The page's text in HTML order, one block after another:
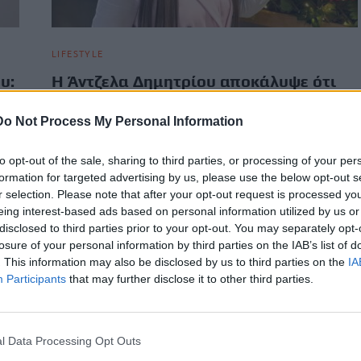
Not Process My Personal Information
opt-out of the sale, sharing to third parties, or processing of your
for targeted advertising by us, please use the below opt-out
selection. Please note that after your opt-out request is processed
interest-based ads based on personal information utilized by us
to third parties prior to your opt-out. You may separately
of your personal information by third parties on the IAB’s list of
This information may also be disclosed by us to third parties on the
Participants that may further disclose it to other third parties.
Data Processing Opt Outs
LIFESTYLE
Η Άντζελα Δημητρίου αποκάλυψε ότι
«Μπορεί να γίνει ταινία»
την αυτοβιογραφία της που αναμένεται να κυκλοφορήσει
μέσα στην επόμενη χρονιά,…
Newsroom 9 Ιουνίου, 2026